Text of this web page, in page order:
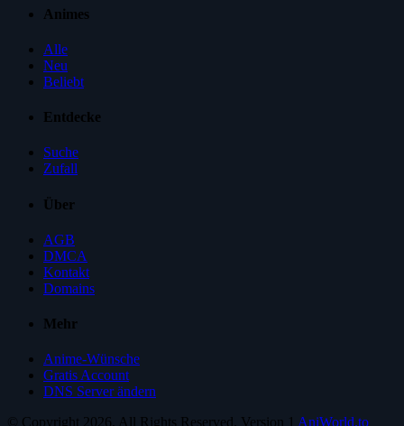
Animes
Alle
Neu
Beliebt
Entdecke
Suche
Zufall
Über
AGB
DMCA
Kontakt
Domains
Mehr
Anime-Wünsche
Gratis Account
DNS Server ändern
© Copyright 2026. All Rights Reserved. Version 1 AniWorld.to